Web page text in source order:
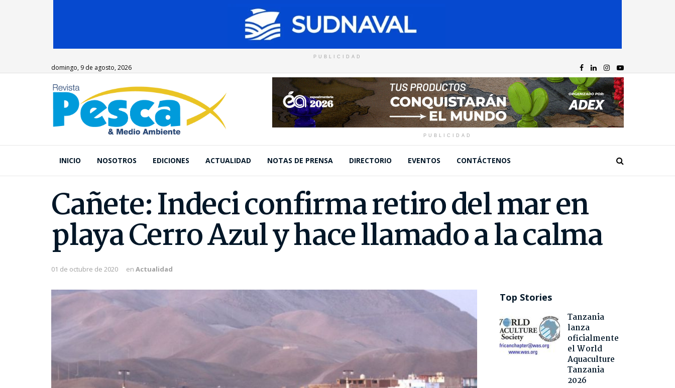
PUBLICIDAD
domingo, 9 de agosto, 2026
PUBLICIDAD
INICIO NOSOTROS EDICIONES ACTUALIDAD NOTAS DE PRENSA DIRECTORIO EVENTOS CONTÁCTENOS
Cañete: Indeci confirma retiro del mar en
playa Cerro Azul y hace llamado a la calma
01 de octubre de 2020 en Actualidad
Top Stories
Tanzania
lanza
oficialmente
el World
Aquaculture
Tanzania
2026